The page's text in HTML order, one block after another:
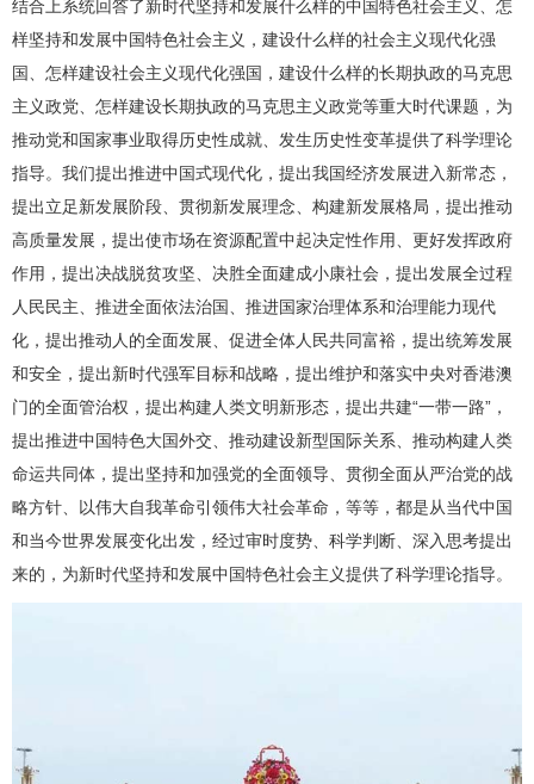
结合上系统回答了新时代坚持和发展什么样的中国特色社会主义、怎
样坚持和发展中国特色社会主义，建设什么样的社会主义现代化强
国、怎样建设社会主义现代化强国，建设什么样的长期执政的马克思
主义政党、怎样建设长期执政的马克思主义政党等重大时代课题，为
推动党和国家事业取得历史性成就、发生历史性变革提供了科学理论
指导。我们提出推进中国式现代化，提出我国经济发展进入新常态，
提出立足新发展阶段、贯彻新发展理念、构建新发展格局，提出推动
高质量发展，提出使市场在资源配置中起决定性作用、更好发挥政府
作用，提出决战脱贫攻坚、决胜全面建成小康社会，提出发展全过程
人民民主、推进全面依法治国、推进国家治理体系和治理能力现代
化，提出推动人的全面发展、促进全体人民共同富裕，提出统筹发展
和安全，提出新时代强军目标和战略，提出维护和落实中央对香港澳
门的全面管治权，提出构建人类文明新形态，提出共建“一带一路”，
提出推进中国特色大国外交、推动建设新型国际关系、推动构建人类
命运共同体，提出坚持和加强党的全面领导、贯彻全面从严治党的战
略方针、以伟大自我革命引领伟大社会革命，等等，都是从当代中国
和当今世界发展变化出发，经过审时度势、科学判断、深入思考提出
来的，为新时代坚持和发展中国特色社会主义提供了科学理论指导。